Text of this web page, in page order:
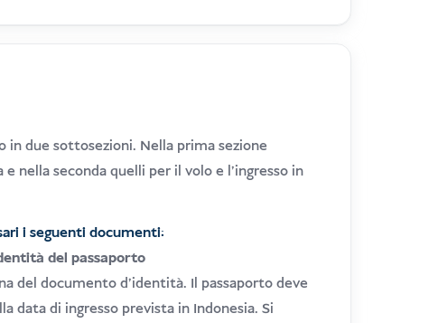
due sottosezioni. Nella prima sezione
nella seconda quelli per il volo e l'ingresso in
i seguenti documenti:
del passaporto
del documento d'identità. Il passaporto deve
data di ingresso prevista in Indonesia. Si